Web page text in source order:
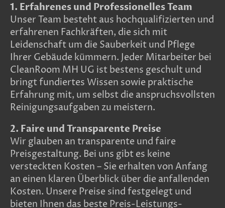
1. Erfahrenes und Professionelles Team
Unser Team besteht aus hochqualifizierten und
erfahrenen Fachkräften, die sich mit
Leidenschaft um die Sauberkeit und Pflege
Ihrer Gebäude kümmern. Jeder Mitarbeiter bei
CleanRoom MH UG ist bestens geschult und
bringt fundiertes Wissen sowie praktische
Erfahrung mit, um selbst die anspruchsvollsten
Reinigungsaufgaben zu meistern.
2. Faire und Transparente Preise
Wir glauben an transparente und faire
Preisgestaltung. Bei uns gibt es keine
versteckten Kosten – Sie erhalten von Anfang
an einen klaren Überblick über die anfallenden
Kosten. Unsere Preise sind festgelegt und
bieten Ihnen das beste Preis-Leistungs-